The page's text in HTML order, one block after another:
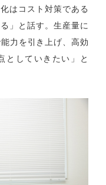
はコスト対策である
」と話す。生産量に
力を引き上げ、高効
としていきたい」と